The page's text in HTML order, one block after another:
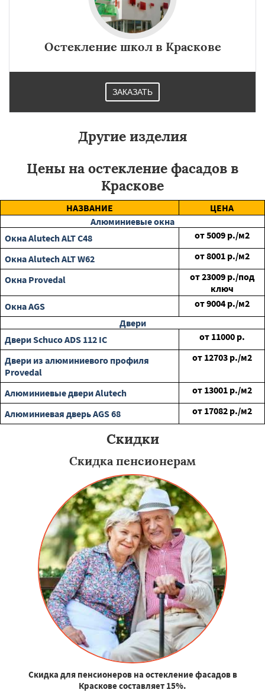
Остекление школ в Краскове
ЗАКАЗАТЬ
Другие изделия
Цены на остекление фасадов в
Краскове
НАЗВАНИЕ
ЦЕНА
Алюминиевые окна
Окна Alutech ALT C48
от5009 р./м2
Окна Alutech ALT W62
от8001 р./м2
Окна Provedal
от23009 р./под
ключ
Окна AGS
от9004 р./м2
Двери
Двери Schuco ADS 112 IC
от 11000 р.
Двери из алюминиевого профиля
Provedal
от 12703 р./м2
Алюминиевые двери Alutech от 13001 р./м2
Алюминиевая дверь AGS 68
от 17082 р./м2
Скидки
Скидка пенсионерам
Скидка для пенсионеров на остекление фасадов в
Краскове составляет 15%.